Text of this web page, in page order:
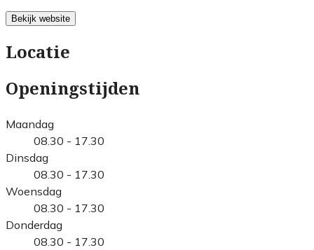
Bekijk website
Locatie
Openingstijden
Maandag
08.30 - 17.30
Dinsdag
08.30 - 17.30
Woensdag
08.30 - 17.30
Donderdag
08.30 - 17.30